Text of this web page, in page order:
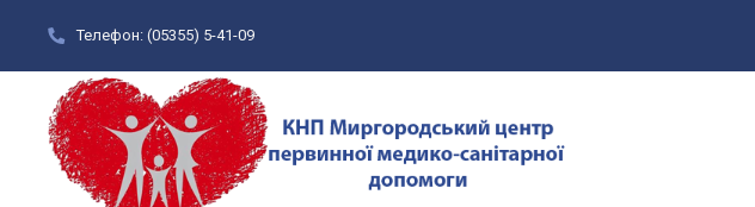
Телефон: (05355) 5-41-09